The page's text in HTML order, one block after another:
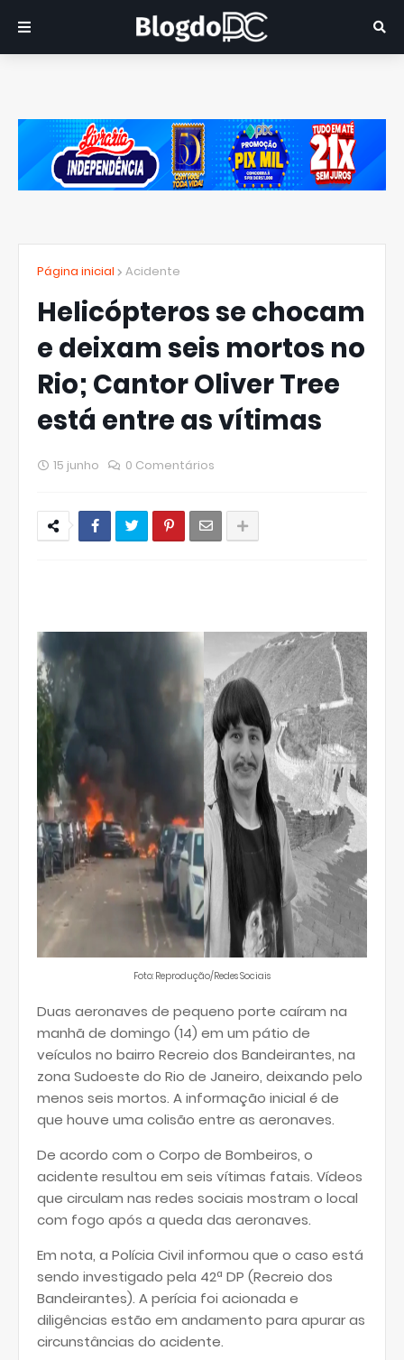
Página inicial Acidente
Helicópteros se chocam
e deixam seis mortos no
Rio; Cantor Oliver Tree
está entre as vítimas
15 junho 0 Comentários
Foto: Reprodução/Redes Sociais
Duas aeronaves de pequeno porte caíram na
manhã de domingo (14) em um pátio de
veículos no bairro Recreio dos Bandeirantes, na
zona Sudoeste do Rio de Janeiro, deixando pelo
menos seis mortos. A informação inicial é de
que houve uma colisão entre as aeronaves.
De acordo com o Corpo de Bombeiros, o
acidente resultou em seis vítimas fatais. Vídeos
que circulam nas redes sociais mostram o local
com fogo após a queda das aeronaves.
Em nota, a Polícia Civil informou que o caso está
sendo investigado pela 42ª DP (Recreio dos
Bandeirantes). A perícia foi acionada e
diligências estão em andamento para apurar as
circunstâncias do acidente.